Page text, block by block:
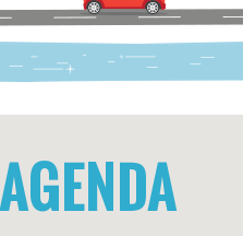
AGENDA